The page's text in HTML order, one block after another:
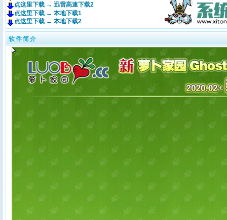
点这里下载 → 迅雷高速下载2
点这里下载 → 本地下载1
点这里下载 → 本地下载2
软件简介